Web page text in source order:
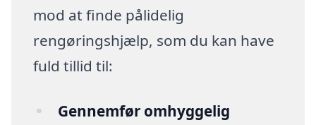
mod at finde pålidelig
rengøringshjælp, som du kan have
fuld tillid til:
Gennemfør omhyggelig